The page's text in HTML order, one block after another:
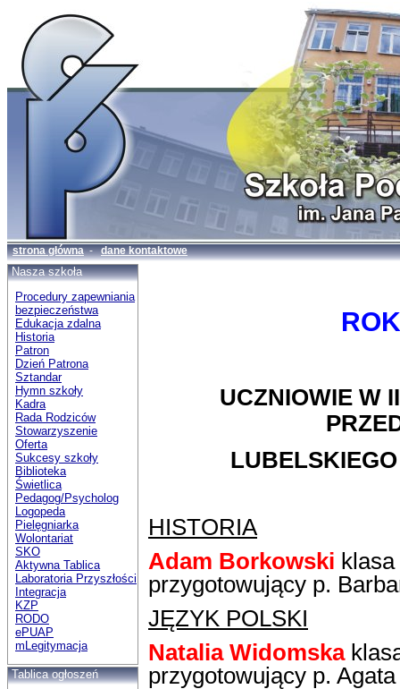
strona główna- dane kontaktowe
Nasza szkoła
Procedury zapewniania
bezpieczeństwa
Edukacja zdalna
Historia
Patron
Dzień Patrona
Sztandar
Hymn szkoły
Kadra
Rada Rodziców
Stowarzyszenie
Oferta
Sukcesy szkoły
Biblioteka
Świetlica
Pedagog/Psycholog
Logopeda
Pielęgniarka
Wolontariat
SKO
Aktywna Tablica
Laboratoria Przyszłości
Integracja
KZP
RODO
ePUAP
mLegitymacja
Tablica ogłoszeń
UCZNIOWIE W
HISTORIA
Adam Borkowski
przygotowujący p.
JĘZYK POLSKI
Natalia Widomska
przygotowujący p. Agata